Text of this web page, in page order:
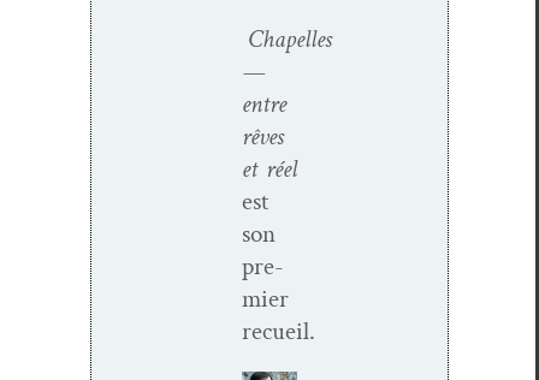
Chapelles
—
entre
rêves
et réel
est
son
pre­
mier
recueil.